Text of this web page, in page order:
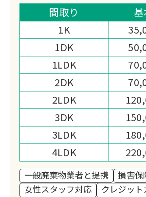
スピーディーな作業と明朗
てお任せいただけます。
想い出の品は丁寧に仕分け
しいスタートを全力サポー
間取り
1K
1DK
1LDK
2DK
2LDK
3DK
3LDK
4LDK
一般廃棄物業者と提携
損害保
女性スタッフ対応
クレジッ